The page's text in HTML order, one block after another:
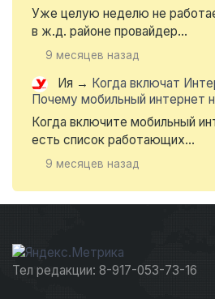
Уже целую неделю не
в ж.д. районе провайдер...
9 месяцев назад
Ия → Когда включат
Почему мобильный интернет
Когда включите мобильный
есть список работающих...
9 месяцев назад
Тел редакции: 8-917-053-73-16